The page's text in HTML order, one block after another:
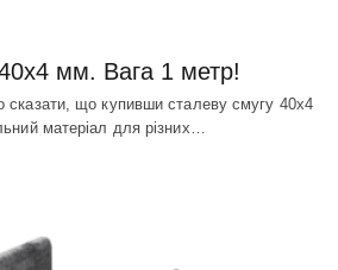
мм. Вага 1 метр!
сказати, що купивши сталеву смугу 40х4
матеріал для різних…